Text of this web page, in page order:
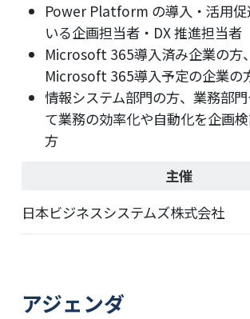
Power Platform の導入・活用促
いる企画担当者・DX 推進担当者
Microsoft 365導入済み企業の方
Microsoft 365導入予定の企業の
情報システム部門の方、業務部
て業務の効率化や自動化を企画
方
主催
日本ビジネスシステムズ株式会社
アジェンダ